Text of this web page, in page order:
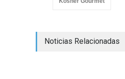
Noticias Relacionadas